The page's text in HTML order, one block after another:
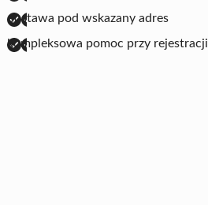
dostawa pod wskazany adres
kompleksowa pomoc przy rejestracji